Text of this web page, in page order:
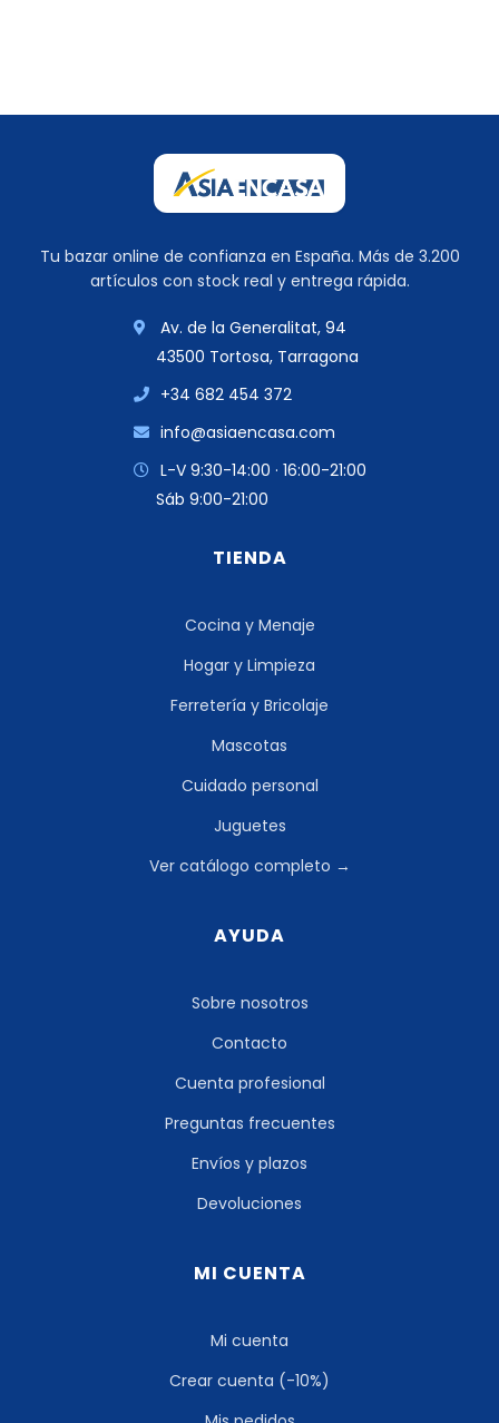
Tu bazar online de confianza en España. Más de 3.200
artículos con stock real y entrega rápida.
Av. de la Generalitat, 94
43500 Tortosa, Tarragona
+34 682 454 372
info@asiaencasa.com
L-V 9:30-14:00 · 16:00-21:00
Sáb 9:00-21:00
TIENDA
Cocina y Menaje
Hogar y Limpieza
Ferretería y Bricolaje
Mascotas
Cuidado personal
Juguetes
Ver catálogo completo →
AYUDA
Sobre nosotros
Contacto
Cuenta profesional
Preguntas frecuentes
Envíos y plazos
Devoluciones
MI CUENTA
Mi cuenta
Crear cuenta (-10%)